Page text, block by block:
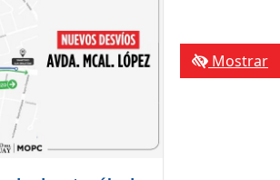
Mostrar